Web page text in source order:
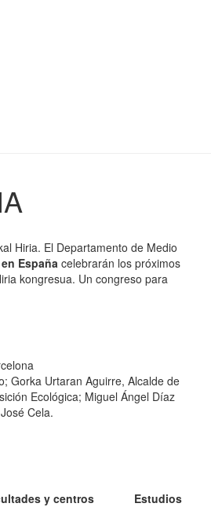
Hiria. El Departamento de Medio
Españacelebrarán los próximos
kongresua. Un congreso para
Gorka Urtaran Aguirre, Alcalde de
Ecológica; Miguel Ángel Díaz
Cela.
y centros
Estudios